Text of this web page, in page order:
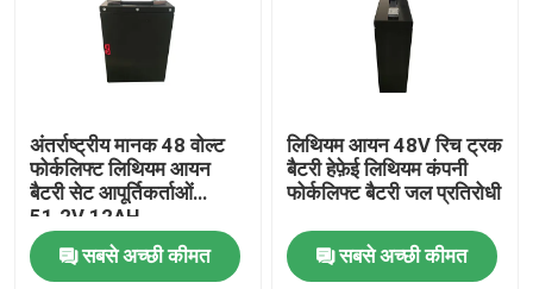
कारखाना भ्रमण
एक उद्धरण का अनुरोध करें
फोर्कलिफ्ट लिथियम बैटरी
अंतर्राष्ट्रीय मानक 48 वोल्ट
फोर्कलिफ्ट लिथियम आयन
बैटरी सेट आपूर्तिकर्ताओं
51.2V 12AH
सबसे अच्छी कीमत
लिथियम आयन 48V रिच ट्रक
बैटरी हेफ़ेई लिथियम कंपनी
फोर्कलिफ्ट बैटरी जल प्रतिरोधी
सबसे अच्छी कीमत